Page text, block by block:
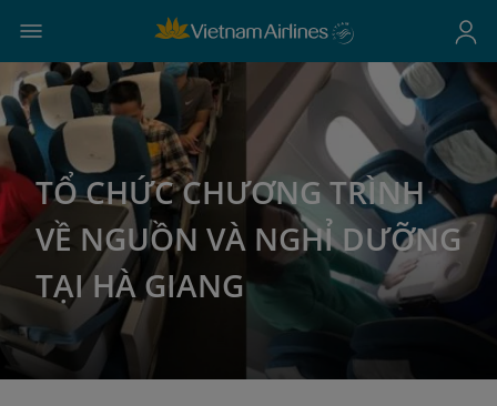
TỔ CHỨC CHƯƠNG TRÌNH
VỀ NGUỒN VÀ NGHỈ DƯỠNG
TẠI HÀ GIANG